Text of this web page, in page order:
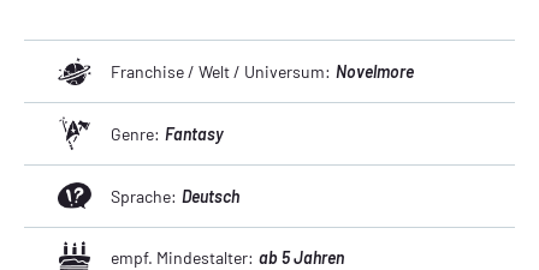
Franchise / Welt / Universum: Novelmore
Genre: Fantasy
Sprache: Deutsch
empf. Mindestalter: ab 5 Jahren